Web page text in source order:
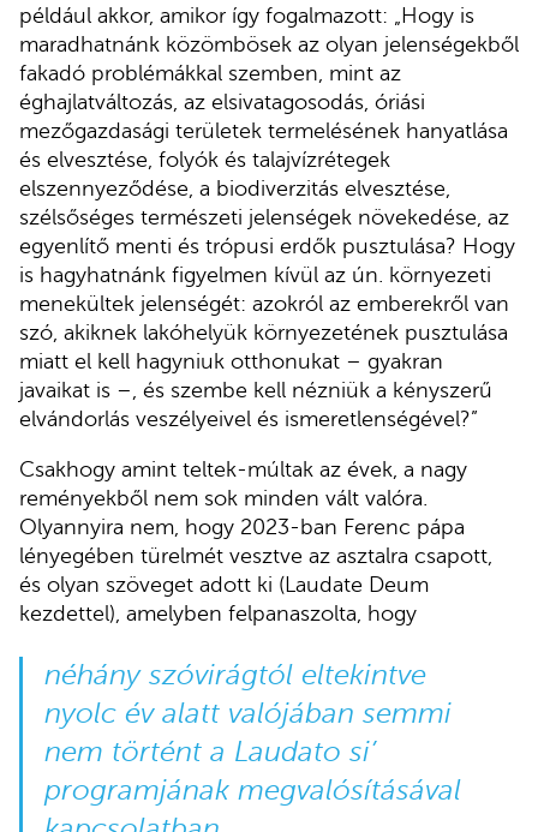
például akkor, amikor így fogalmazott: „Hogy is
maradhatnánk közömbösek az olyan jelenségekből
fakadó problémákkal szemben, mint az
éghajlatváltozás, az elsivatagosodás, óriási
mezőgazdasági területek termelésének hanyatlása
és elvesztése, folyók és talajvízrétegek
elszennyeződése, a biodiverzitás elvesztése,
szélsőséges természeti jelenségek növekedése, az
egyenlítő menti és trópusi erdők pusztulása? Hogy
is hagyhatnánk figyelmen kívül az ún. környezeti
menekültek jelenségét: azokról az emberekről van
szó, akiknek lakóhelyük környezetének pusztulása
miatt el kell hagyniuk otthonukat – gyakran
javaikat is –, és szembe kell nézniük a kényszerű
elvándorlás veszélyeivel és ismeretlenségével?”
Csakhogy amint teltek-múltak az évek, a nagy
reményekből nem sok minden vált valóra.
Olyannyira nem, hogy 2023-ban Ferenc pápa
lényegében türelmét vesztve az asztalra csapott,
és olyan szöveget adott ki (Laudate Deum
kezdettel), amelyben felpanaszolta, hogy
néhány szóvirágtól eltekintve
nyolc év alatt valójában semmi
nem történt a Laudato si’
programjának megvalósításával